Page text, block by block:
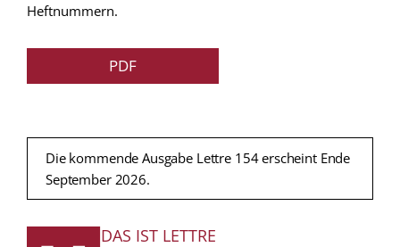
Heftnummern.
PDF
Die kommende Ausgabe Lettre 154 erscheint Ende
September 2026.
FUSSZEILE
DAS IST LETTRE